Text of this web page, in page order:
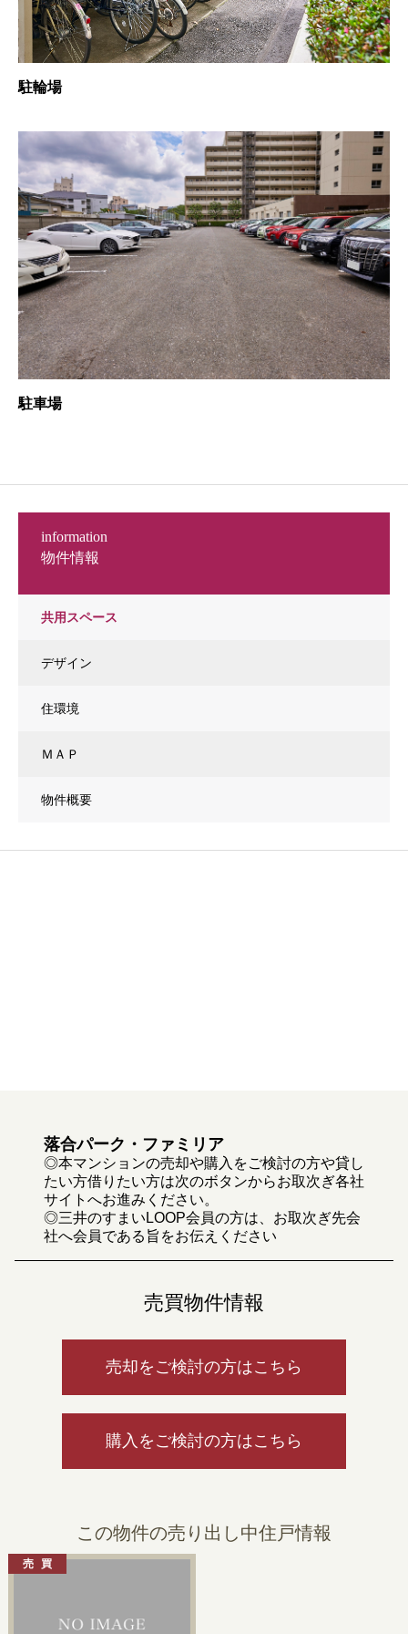
駐輪場
駐車場
物件情報
information
共用スペース
デザイン
住環境
ＭＡＰ
物件概要
落合パーク・ファミリア
◎本マンションの売却や購入をご検討の方や貸し
たい方借りたい方は次のボタンからお取次ぎ各社
サイトへお進みください。
◎三井のすまいLOOP会員の方は、お取次ぎ先会
社へ会員である旨をお伝えください
売買物件情報
売却をご検討の方はこちら
購入をご検討の方はこちら
この物件の売り出し中住戸情報